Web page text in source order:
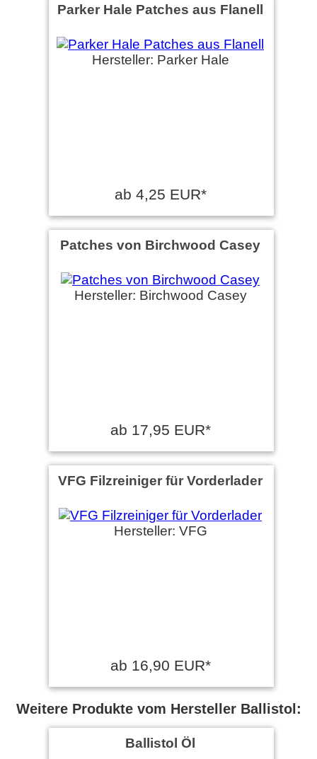
Parker Hale Patches aus Flanell
Hersteller: Parker Hale
ab 4,25 EUR*
Patches von Birchwood Casey
Hersteller: Birchwood Casey
ab 17,95 EUR*
VFG Filzreiniger für Vorderlader
Hersteller: VFG
ab 16,90 EUR*
Weitere Produkte vom Hersteller Ballistol:
Ballistol Öl